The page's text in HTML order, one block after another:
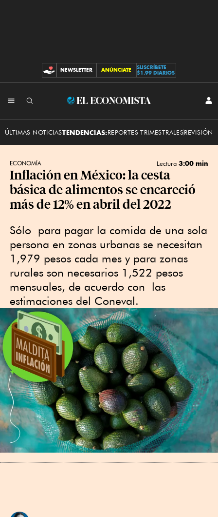
CONTRIBUCIONES
NEWSLETTER ANÚNCIATE
SUSCRÍBETE
$1.99 DIARIOS
El
ÚLTIMAS NOTICIASTENDENCIAS:REPORTES TRIMESTRALESREVISIÓN
ECONOMÍA Lectura 3:00 min
Inflación en México: la cesta
básica de alimentos se encareció
más de 12% en abril del 2022
Sólo para pagar la comida de una sola
persona en zonas urbanas se necesitan
1,979 pesos cada mes y para zonas
rurales son necesarios 1,522 pesos
mensuales, de acuerdo con las
estimaciones del Coneval.